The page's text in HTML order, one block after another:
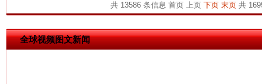
共 13586 条信息 首页 上页 下页 末页共
全球视频图文新闻